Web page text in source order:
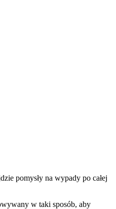
pomysły na wypady po całej
w taki sposób, aby